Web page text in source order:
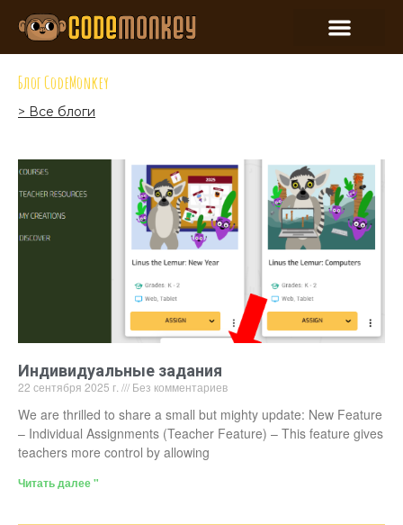
Блог CodeMonkey
> Все блоги
Индивидуальные задания
22 сентября 2025 г. Без комментариев
We are thrilled to share a small but mighty update: New Feature
– Individual Assignments (Teacher Feature) – This feature gives
teachers more control by allowing
Читать далее "